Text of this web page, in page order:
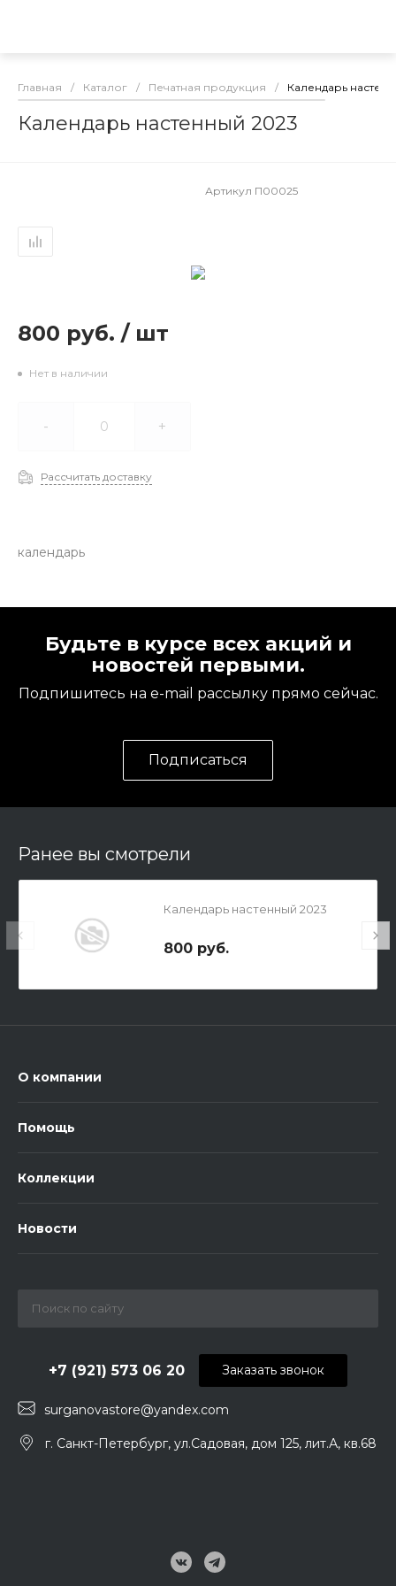
Главная / Каталог / Печатная продукция / Календарь
Календарь настенный 2023
Артикул П00025
800 руб. / шт
Нет в наличии
- +
Рассчитать доставку
календарь
Будьте в курсе всех акций и
новостей первыми.
Подпишитесь на e-mail рассылку прямо сейчас.
Подписаться
Ранее вы смотрели
Календарь настенный 2023
800 руб.
О компании
Помощь
Коллекции
Новости
surganovastore@yandex.com
+7 (921) 573 06 20
г. Санкт-Петербург, ул.Садовая, дом 125, лит.А, кв.68
Заказать звонок